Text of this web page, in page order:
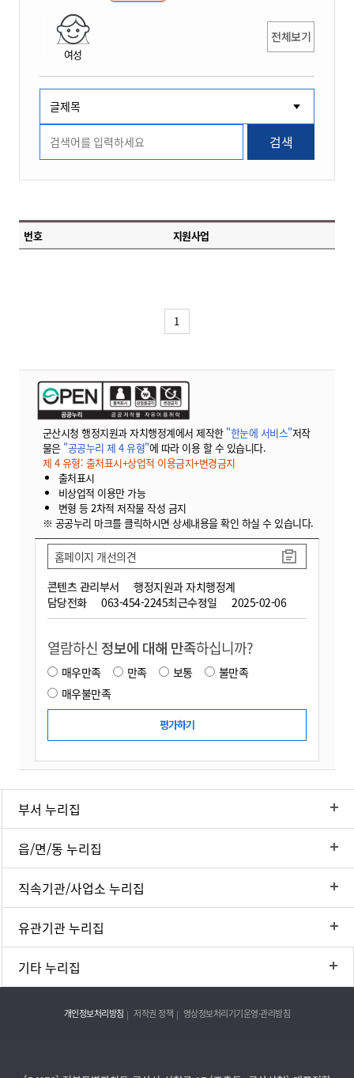
여성
전체보기
검색
번호 지원사업
1
군산시청 행정지원과 자치행정계에서 제작한 "한눈에 서비스"저작
물은 "공공누리 제 4 유형"에 따라 이용 할 수 있습니다.
제 4 유형: 출처표시+상업적 이용금지+변경금지
출처표시
비상업적 이용만 가능
변형 등 2차적 저작물 작성 금지
※ 공공누리 마크를 클릭하시면 상세내용을 확인 하실 수 있습니다.
콘텐츠 관리부서
행정지원과 자치행정계
담당전화
063-454-2245최근수정일 2025-02-06
홈페이지 개선의견
열람하신 정보에 대해 만족하십니까?
매우만족 만족 보통
불만족
매우불만족
부서 누리집
읍/면/동 누리집
직속기관/사업소 누리집
유관기관 누리집
기타 누리집
개인정보처리방침 저작권 정책 영상정보처리기기운영·관리방침